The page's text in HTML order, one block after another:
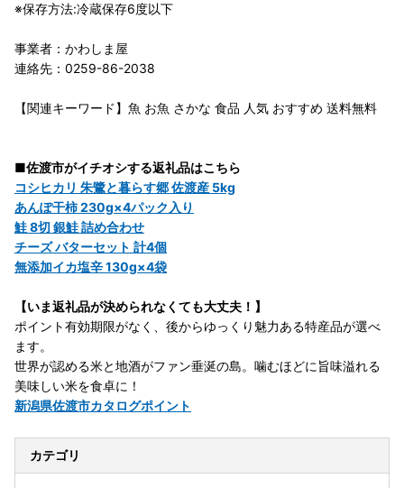
※保存方法:冷蔵保存6度以下
事業者：かわしま屋
連絡先：0259-86-2038
【関連キーワード】魚 お魚 さかな 食品 人気 おすすめ 送料無料
■佐渡市がイチオシする返礼品はこちら
コシヒカリ 朱鷺と暮らす郷 佐渡産 5kg
あんぽ干柿 230g×4パック入り
鮭 8切 銀鮭 詰め合わせ
チーズ バターセット 計4個
無添加イカ塩辛 130g×4袋
【いま返礼品が決められなくても大丈夫！】
ポイント有効期限がなく、後からゆっくり魅力ある特産品が選べ
ます。
世界が認める米と地酒がファン垂涎の島。噛むほどに旨味溢れる
美味しい米を食卓に！
新潟県佐渡市カタログポイント
カテゴリ